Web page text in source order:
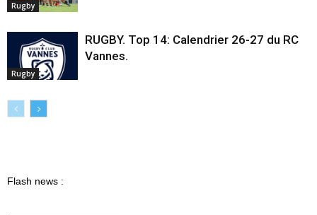
Rugby
Rugby
RUGBY. Top 14: Calendrier 26-27 du RC
Vannes.
Flash news :